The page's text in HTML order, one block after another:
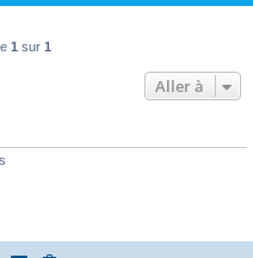
1 sur 1
Aller à